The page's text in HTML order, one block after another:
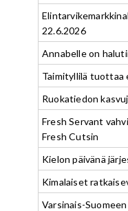
22.6.2026
Annabelle on
Taimityllilä tuottaa
Ruokatiedon
Fresh Servant
Fresh Cutsin
Kielon päivänä
Kimalaiset
Varsinais-